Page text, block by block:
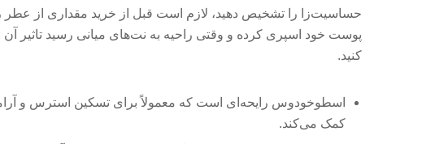
حساسیت‌زا را تشخیص دهید، لازم است قبل از خرید مقداری از عطر
پوست خود اسپری کرده و وقتی راحیه به نت‌های میانی رسید تاثیر آن
کنید.
اسطوخودوس رایحه‌ای است که معمولاً برای تسکین استرس و
کمک می‌کند.